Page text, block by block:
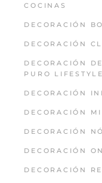
COCINAS
DECORACIÓN
DECORACIÓN
DECORACIÓN
PURO LIFESTYLE
DECORACIÓN
DECORACIÓN
DECORACIÓN
DECORACIÓN
DECORACIÓN